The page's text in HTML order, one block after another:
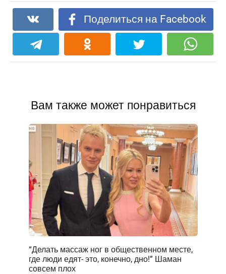
Поделиться на Facebook
Вам также может понравиться
“Делать массаж ног в общественном месте,
где люди едят- это, конечно, дно!” Шаман
совсем плох